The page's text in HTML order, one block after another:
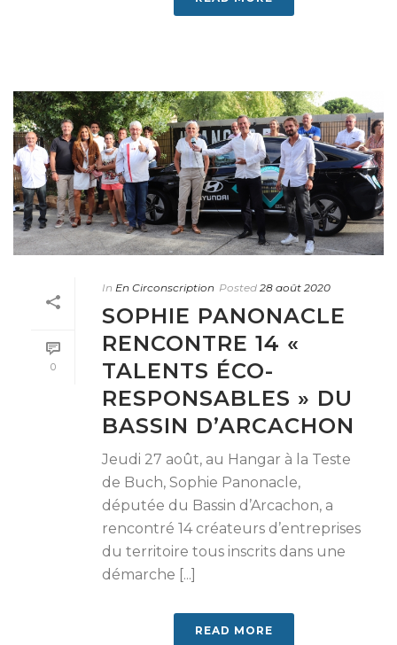
0
In En Circonscription Posted 28 août 2020
SOPHIE PANONACLE
RENCONTRE 14 «
TALENTS ÉCO-
RESPONSABLES » DU
BASSIN D’ARCACHON
Jeudi 27 août, au Hangar à la Teste
de Buch, Sophie Panonacle,
députée du Bassin d’Arcachon, a
rencontré 14 créateurs d’entreprises
du territoire tous inscrits dans une
démarche [...]
READ MORE